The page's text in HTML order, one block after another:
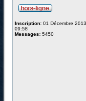
Inscription: 01 Décembre 2013,
09:58
Messages: 5450